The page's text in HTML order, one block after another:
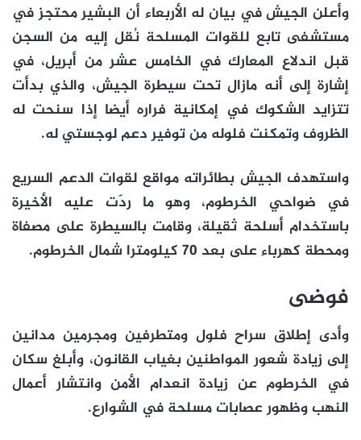
وأعلن الجيش في بيان له الأربعاء أن البشير محتجز في
مستشفى تابع للقوات المسلحة نُقل إليه من السجن
قبل اندلاع المعارك في الخامس عشر من أبريل، في
إشارة إلى أنه مازال تحت سيطرة الجيش، والذي بدأت
تتزايد الشكوك في إمكانية فراره أيضا إذا سنحت له
الظروف وتمكنت فلوله من توفير دعم لوجستي له.
واستهدف الجيش بطائراته مواقع لقوات الدعم السريع
في ضواحي الخرطوم، وهو ما ردّت عليه الأخيرة
باستخدام أسلحة ثقيلة، وقامت بالسيطرة على مصفاة
ومحطة كهرباء على بعد 70 كيلومترا شمال الخرطوم.
فوضى
وأدى إطلاق سراح فلول ومتطرفين ومجرمين مدانين
إلى زيادة شعور المواطنين بغياب القانون، وأبلغ سكان
في الخرطوم عن زيادة انعدام الأمن وانتشار أعمال
النهب وظهور عصابات مسلحة في الشوارع.